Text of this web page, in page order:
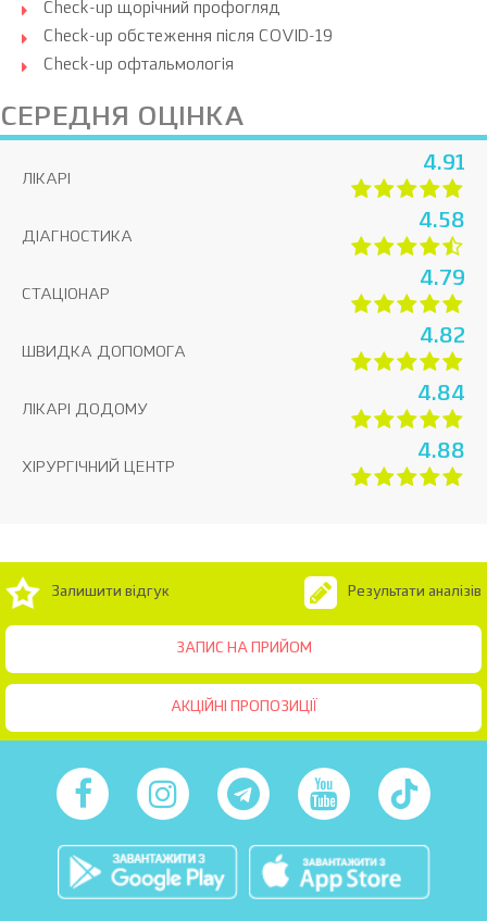
Check-up щорічний профогляд
Check-up обстеження після COVID-19
Check-up офтальмологія
СЕРЕДНЯ ОЦІНКА
ЛІКАРІ
4.91
ДІАГНОСТИКА
4.58
СТАЦІОНАР
4.79
ШВИДКА ДОПОМОГА
4.82
ЛІКАРІ ДОДОМУ
4.84
ХІРУРГІЧНИЙ ЦЕНТР
4.88
ЗАПИС НА ПРИЙОМ
Залишити відгук Результати аналізів
АКЦІЙНІ ПРОПОЗИЦІЇ